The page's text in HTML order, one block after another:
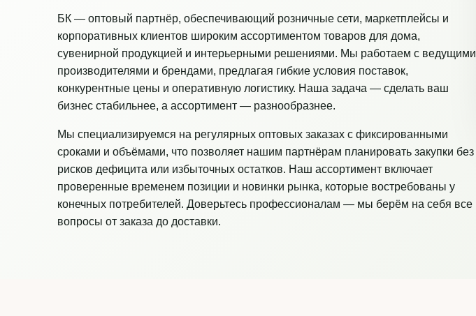
БК — оптовый партнёр, обеспечивающий розничные сети, маркетплейсы и
корпоративных клиентов широким ассортиментом товаров для дома,
сувенирной продукцией и интерьерными решениями. Мы работаем с ведущими
производителями и брендами, предлагая гибкие условия поставок,
конкурентные цены и оперативную логистику. Наша задача — сделать ваш
бизнес стабильнее, а ассортимент — разнообразнее.
Мы специализируемся на регулярных оптовых заказах с фиксированными
сроками и объёмами, что позволяет нашим партнёрам планировать закупки без
рисков дефицита или избыточных остатков. Наш ассортимент включает
проверенные временем позиции и новинки рынка, которые востребованы у
конечных потребителей. Доверьтесь профессионалам — мы берём на себя все
вопросы от заказа до доставки.